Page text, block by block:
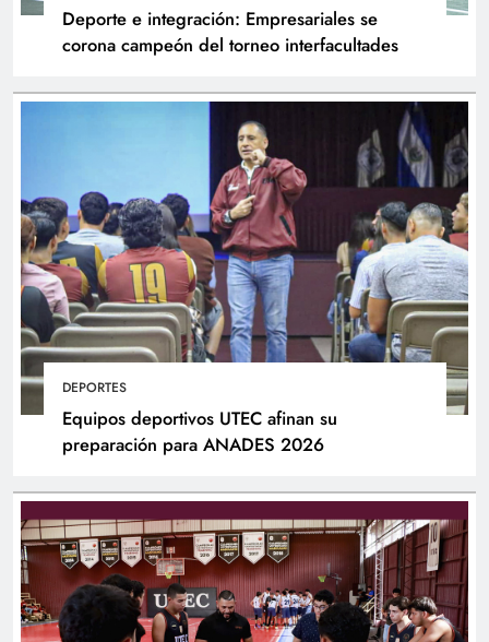
Deporte e integración: Empresariales se
corona campeón del torneo interfacultades
DEPORTES
Equipos deportivos UTEC afinan su
preparación para ANADES 2026